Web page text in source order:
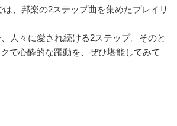
、邦楽の2ステップ曲を集めたプレイリ
、人々に愛され続ける2ステップ。そのと
で心酔的な躍動を、ぜひ堪能してみて